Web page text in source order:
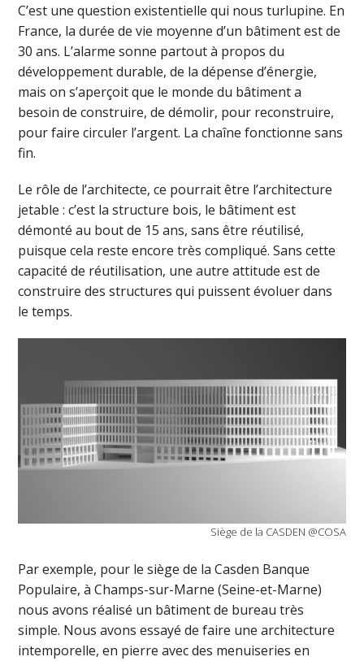
C’est une question existentielle qui nous turlupine. En
France, la durée de vie moyenne d’un bâtiment est de
30 ans. L’alarme sonne partout à propos du
développement durable, de la dépense d’énergie,
mais on s’aperçoit que le monde du bâtiment a
besoin de construire, de démolir, pour reconstruire,
pour faire circuler l’argent. La chaîne fonctionne sans
fin.
Le rôle de l’architecte, ce pourrait être l’architecture
jetable : c’est la structure bois, le bâtiment est
démonté au bout de 15 ans, sans être réutilisé,
puisque cela reste encore très compliqué. Sans cette
capacité de réutilisation, une autre attitude est de
construire des structures qui puissent évoluer dans
le temps.
Siège de la CASDEN @COSA
Par exemple, pour le siège de la Casden Banque
Populaire, à Champs-sur-Marne (Seine-et-Marne)
nous avons réalisé un bâtiment de bureau très
simple. Nous avons essayé de faire une architecture
intemporelle, en pierre avec des menuiseries en